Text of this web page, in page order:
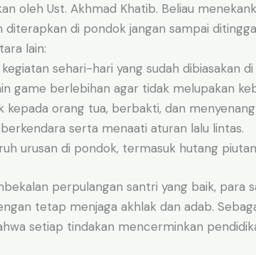
oleh Ust. Akhmad Khatib. Beliau
diterapkan di pondok jangan sampai
lain:
sehari-hari yang sudah dibiasakan
game berlebihan agar tidak melupakan
kepada orang tua, berbakti, dan
serta menaati aturan lalu lintas.
urusan di pondok, termasuk hutang
perpulangan santri yang baik, para
tetap menjaga akhlak dan adab.
setiap tindakan mencerminkan